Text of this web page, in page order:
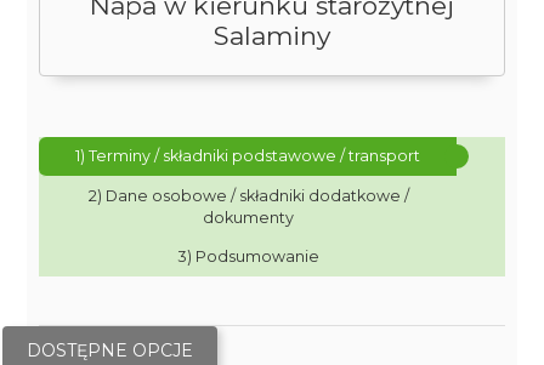
Salaminy
1) Terminy / składniki podstawowe / transport
2) Dane osobowe / składniki dodatkowe /
dokumenty
3) Podsumowanie
DOSTĘPNE OPCJE